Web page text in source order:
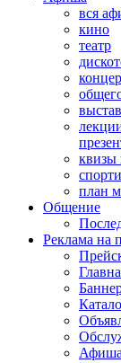
вся
кино
театр
квизы
план
Общение
Реклама на
Афиша